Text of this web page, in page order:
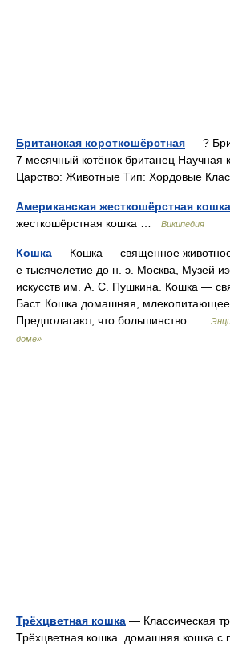
Британская короткошёрстная — ?
7 месячный котёнок британец Научная
Царство: Животные Тип: Хордовые
Американская жесткошёрстная кошка
жесткошёрстная кошка …
Википедия
Кошка — Кошка — священное животное
е тысячелетие до н. э. Москва, Музей
искусств им. А. С. Пушкина. Кошка —
Баст. Кошка домашняя, млекопитающее
Предполагают, что большинство …
доме»
Трёхцветная кошка — Классическая
Трёхцветная кошка домашняя кошка с